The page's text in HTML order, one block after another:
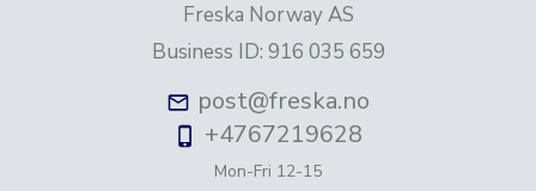
Freska Norway AS
Business ID: 916 035 659
post@freska.no
+4767219628
Mon-Fri 12-15